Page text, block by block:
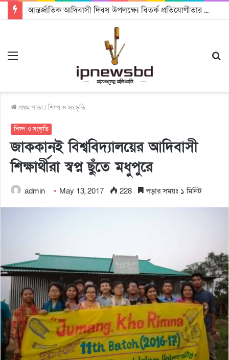
আন্তর্জাতিক আদিবাসী দিবস উপলক্ষ্যে বিতর্ক প্রতিযোগীতার আয়োজন করেছে জিএসএফ
প্রথম পাতা/শিল্প ও সংস্কৃতি
শিল্প ও সংস্কৃতি
জাককানই বিশ্ববিদ্যালয়ের আদিবাসী
শিক্ষার্থীরা স্বপ্ন ছুঁতে মধুপুরে
admin May 13, 2017 228 পড়ার সময়ঃ ১ মিনিট